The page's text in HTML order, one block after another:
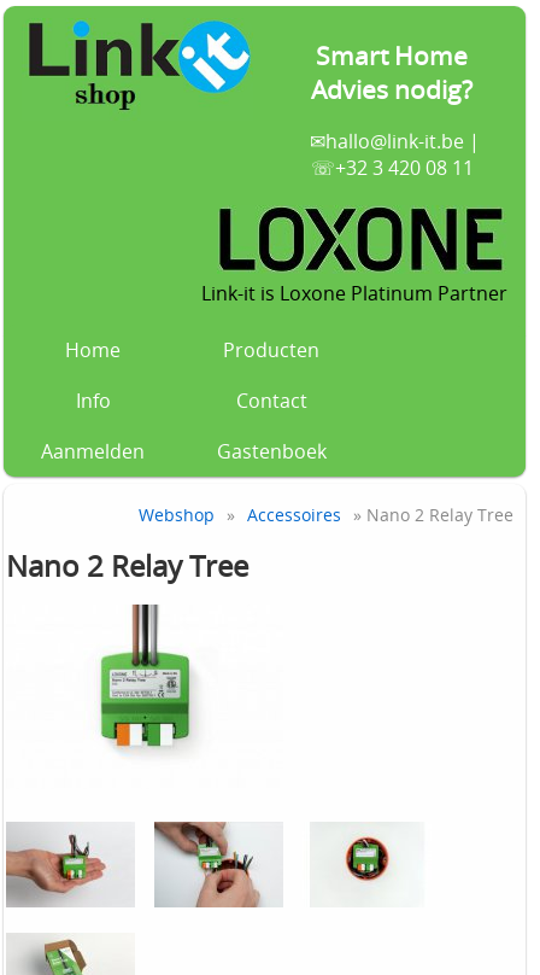
Smart Home
Advies nodig?
✉hallo@link-it.be|
☏+32 3 420 08 11
Link-it is Loxone Platinum Partner
Home
Producten
Info
Contact
Aanmelden
Gastenboek
Webshop » Accessoires » Nano 2 Relay Tree
Nano 2 Relay Tree